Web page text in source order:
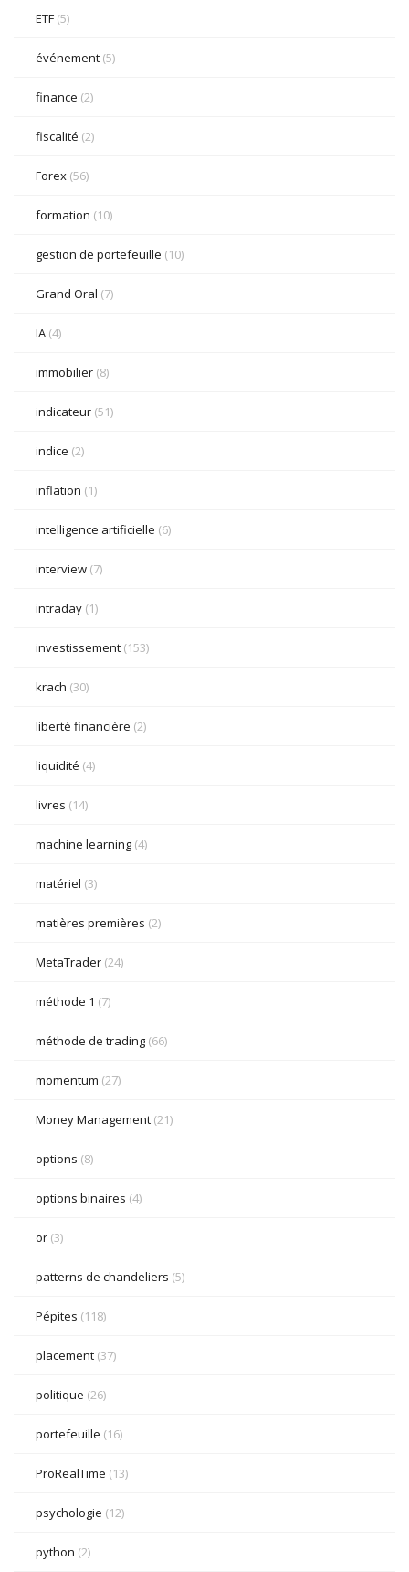
ETF (5)
événement (5)
finance (2)
fiscalité (2)
Forex (56)
formation (10)
gestion de portefeuille (10)
Grand Oral (7)
IA (4)
immobilier (8)
indicateur (51)
indice (2)
inflation (1)
intelligence artificielle (6)
interview (7)
intraday (1)
investissement (153)
krach (30)
liberté financière (2)
liquidité (4)
livres (14)
machine learning (4)
matériel (3)
matières premières (2)
MetaTrader (24)
méthode 1 (7)
méthode de trading (66)
momentum (27)
Money Management (21)
options (8)
options binaires (4)
or (3)
patterns de chandeliers (5)
Pépites (118)
placement (37)
politique (26)
portefeuille (16)
ProRealTime (13)
psychologie (12)
python (2)